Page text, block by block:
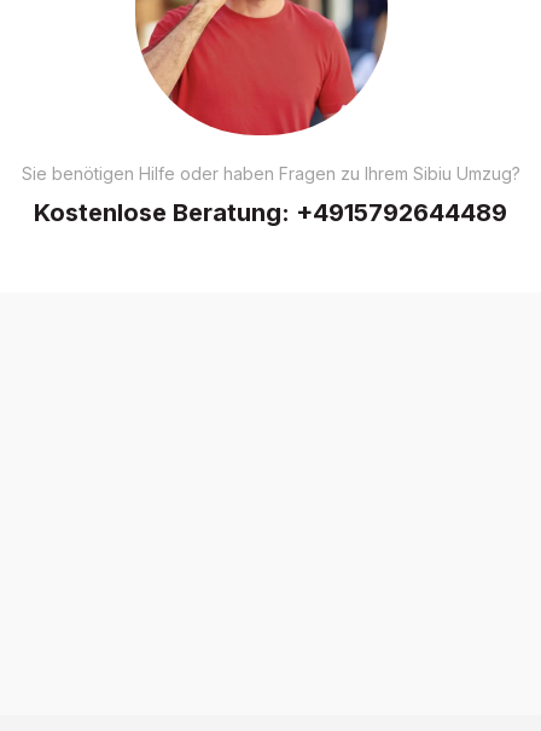
Sie benötigen Hilfe oder haben Fragen zu Ihrem Sibiu Umzug?
Kostenlose Beratung: +4915792644489